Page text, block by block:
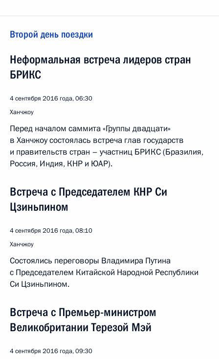
Второй день поездки
Неформальная встреча лидеров стран
БРИКС
4 сентября 2016 года, 06:30
Ханчжоу
Перед началом саммита «Группы двадцати»
в Ханчжоу состоялась встреча глав государств
и правительств стран – участниц БРИКС (Бразилия,
Россия, Индия, КНР и ЮАР).
Встреча с Председателем КНР Си
Цзиньпином
4 сентября 2016 года, 08:10
Ханчжоу
Состоялись переговоры Владимира Путина
с Председателем Китайской Народной Республики
Си Цзиньпином.
Встреча с Премьер-министром
Великобритании Терезой Мэй
4 сентября 2016 года, 09:30